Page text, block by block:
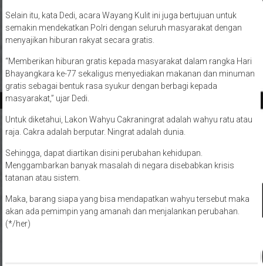
Selain itu, kata Dedi, acara Wayang Kulit ini juga bertujuan untuk
semakin mendekatkan Polri dengan seluruh masyarakat dengan
menyajikan hiburan rakyat secara gratis.
“Memberikan hiburan gratis kepada masyarakat dalam rangka Hari
Bhayangkara ke-77 sekaligus menyediakan makanan dan minuman
gratis sebagai bentuk rasa syukur dengan berbagi kepada
masyarakat,” ujar Dedi.
Untuk diketahui, Lakon Wahyu Cakraningrat adalah wahyu ratu atau
raja. Cakra adalah berputar. Ningrat adalah dunia.
Sehingga, dapat diartikan disini perubahan kehidupan.
Menggambarkan banyak masalah di negara disebabkan krisis
tatanan atau sistem.
Maka, barang siapa yang bisa mendapatkan wahyu tersebut maka
akan ada pemimpin yang amanah dan menjalankan perubahan.
(*/her)